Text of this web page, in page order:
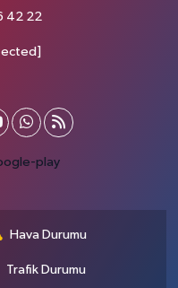
42 22
Hava Durumu
Trafik Durumu